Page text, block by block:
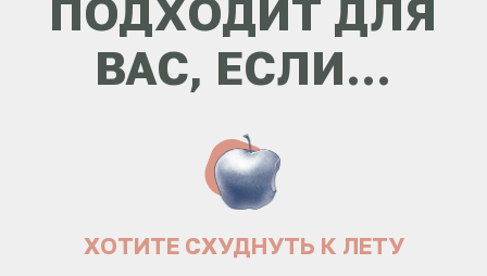
УСТАЛИ ОТ ТЯЖЕЛЫХ
ТРЕНИРОВОК
Постоянно тренируетесь, но
После них нет сил. Хотите, чтоб
финес был в радость
РЕЗУЛЬТАТ
упражнения после которых не сходит